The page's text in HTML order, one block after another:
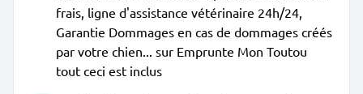
frais, ligne d'assistance vétérinaire 24h/24,
Garantie Dommages en cas de dommages créés
par votre chien... sur Emprunte Mon Toutou
tout ceci est inclus